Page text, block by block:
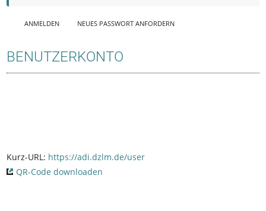
ANMELDEN
REITE
NEUES PASSWORT ANFORDERN
BENUTZERKONTO
Kurz-URL: https://adi.dzlm.de/user
QR-Code downloaden